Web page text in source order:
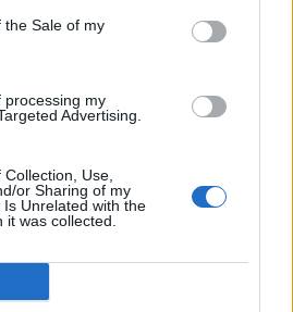
the Sale of my
processing my
Advertising.
Use,
or Sharing of my
Unrelated with the
was collected.
con un pugnale in
tutto. Ecco perché
tenersi lontano dal
luoghi pubblici.
sua, si è dovuto difendere
alle porte, non con
e del tribunale.